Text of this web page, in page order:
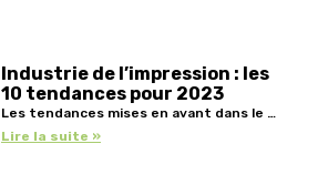
Industrie de l’impression : les
10 tendances pour 2023
Les tendances mises en avant dans le …
Lire la suite »